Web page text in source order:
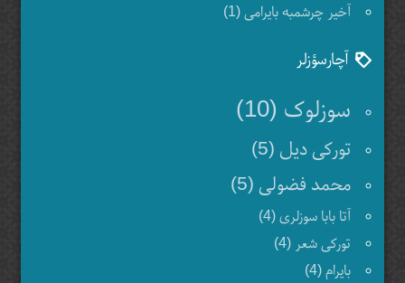
آخیر چرشمبه بایرامی (1)
آچارسؤزلر
سوزلوک (10)
تورکی دیل (5)
محمد فضولی (5)
آتا بابا سوزلری (4)
تورکی شعر (4)
بایرام (4)